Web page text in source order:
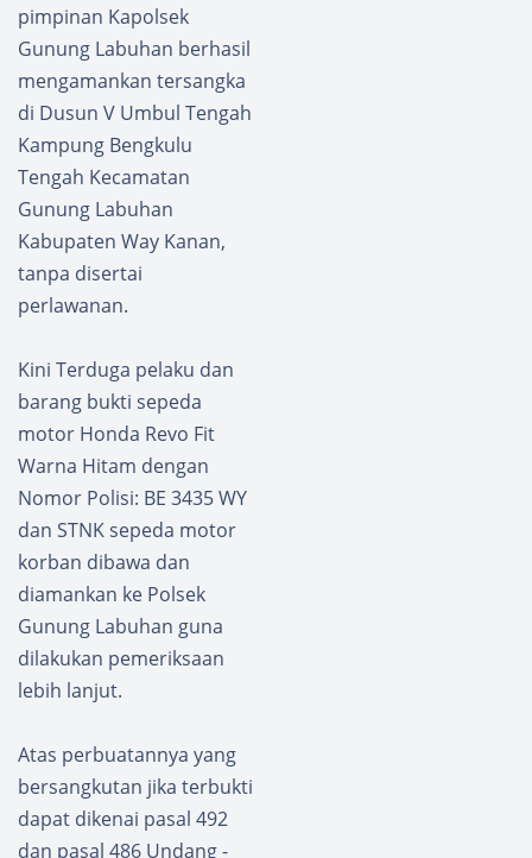
n
Kereta
pimpinan Kapolsek
Gunung Labuhan berhasil
mengamankan tersangka
di Dusun V Umbul Tengah
Kampung Bengkulu
Tengah Kecamatan
Gunung Labuhan
Kabupaten Way Kanan,
tanpa disertai
perlawanan.
Kini Terduga pelaku dan
barang bukti sepeda
motor Honda Revo Fit
Warna Hitam dengan
Nomor Polisi: BE 3435 WY
dan STNK sepeda motor
korban dibawa dan
diamankan ke Polsek
Gunung Labuhan guna
dilakukan pemeriksaan
lebih lanjut.
Atas perbuatannya yang
bersangkutan jika terbukti
dapat dikenai pasal 492
dan pasal 486 Undang -